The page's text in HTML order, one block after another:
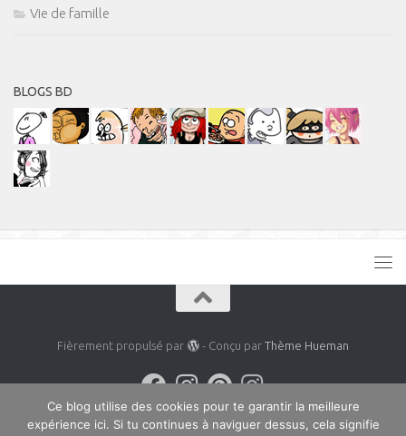
Vie de famille
BLOGS BD
Fièrement propulsé par - Conçu par Thème Hueman
Ce blog utilise des cookies pour te garantir la meilleure
expérience ici. Si tu continues à naviguer dessus, cela signifie